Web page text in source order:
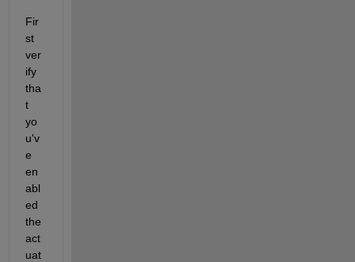
Fir
st
ver
ify
tha
t
yo
u'v
e
en
abl
ed
the
act
uat